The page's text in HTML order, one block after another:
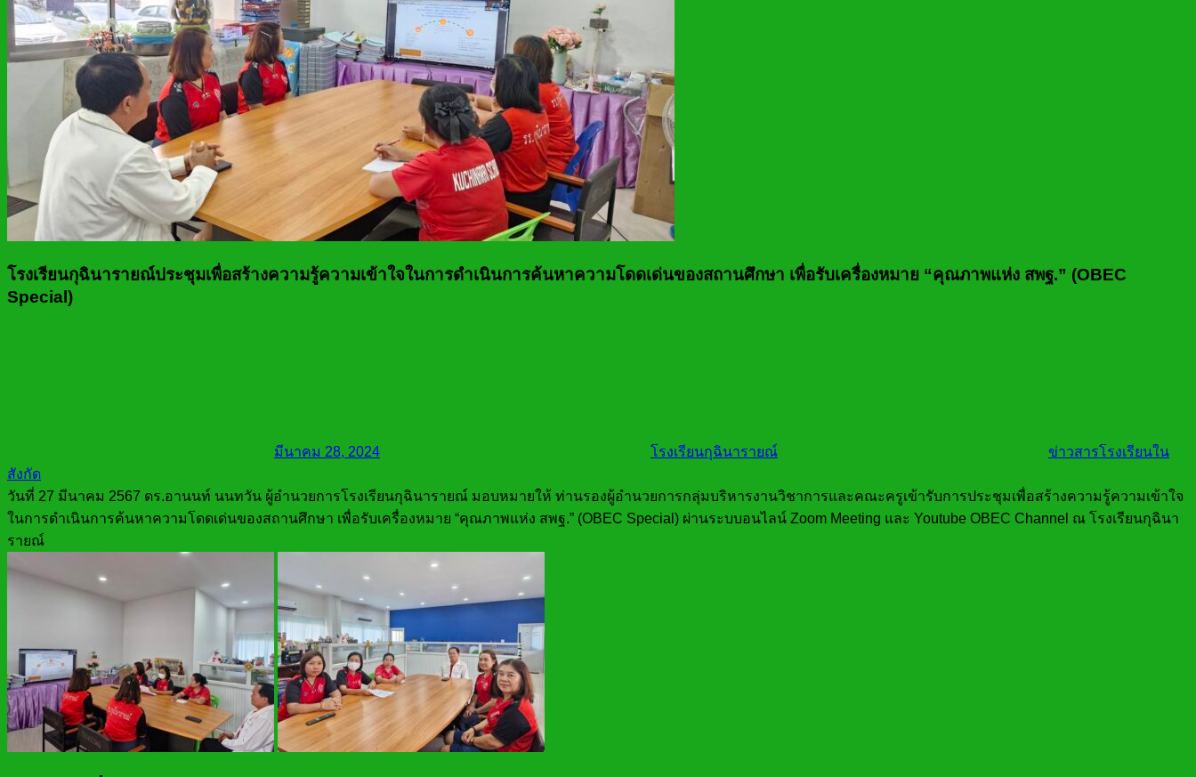
โรงเรียนกุฉินารายณ์ประชุมเพื่อสร้างความรู้ความเข้าใจในการดำเนินการค้นหาความโดดเด่นของสถานศึกษา เพื่อรับเครื่องหมาย “คุณภาพแห่ง สพฐ.” (OBEC
Special)
มีนาคม 28, 2024 โรงเรียนกุฉินารายณ์
ข่าวสารโรงเรียนใน
สังกัด
วันที่ 27 มีนาคม 2567 ดร.อานนท์ นนทวัน ผู้อำนวยการโรงเรียนกุฉินารายณ์ มอบหมายให้ ท่านรองผู้อำนวยการกลุ่มบริหารงานวิชาการและคณะครูเข้ารับการประชุมเพื่อสร้างความรู้ความเข้าใจ
ในการดำเนินการค้นหาความโดดเด่นของสถานศึกษา เพื่อรับเครื่องหมาย “คุณภาพแห่ง สพฐ.” (OBEC Special) ผ่านระบบอนไลน์ Zoom Meeting และ Youtube OBEC Channel ณ โรงเรียนกุฉินา
รายณ์